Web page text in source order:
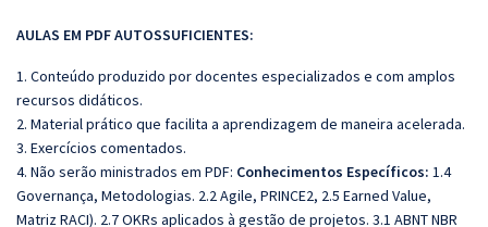
AULAS EM PDF AUTOSSUFICIENTES:
1. Conteúdo produzido por docentes especializados e com amplos
recursos didáticos.
2. Material prático que facilita a aprendizagem de maneira acelerada.
3. Exercícios comentados.
4. Não serão ministrados em PDF: Conhecimentos Específicos: 1.4
Governança, Metodologias. 2.2 Agile, PRINCE2, 2.5 Earned Value,
Matriz RACI). 2.7 OKRs aplicados à gestão de projetos. 3.1 ABNT NBR